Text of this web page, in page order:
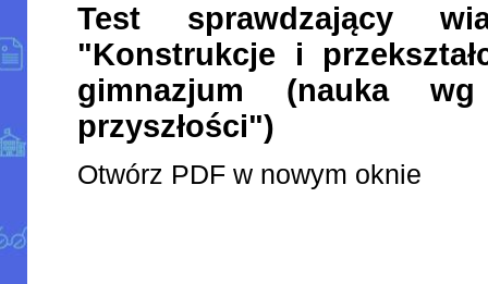
Test sprawdzający
"Konstrukcje i
gimnazjum (nauka
przyszłości")
Otwórz PDF w nowym oknie